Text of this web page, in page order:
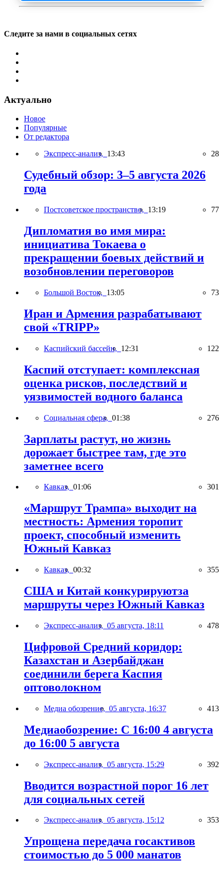
Следите за нами в социальных сетях
Актуально
Новое
Популярные
От редактора
Экспресс-анализ, 13:43 28
Судебный обзор: 3–5 августа 2026
года
Постсоветское пространство, 13:19 77
Дипломатия во имя мира:
инициатива Токаева о
прекращении боевых действий и
возобновлении переговоров
Большой Восток, 13:05 73
Иран и Армения разрабатывают
свой «TRIPP»
Каспийский бассейн, 12:31 122
Каспий отступает: комплексная
оценка рисков, последствий и
уязвимостей водного баланса
Социальная сфера, 01:38 276
Зарплаты растут, но жизнь
дорожает быстрее там, где это
заметнее всего
Кавказ, 01:06 301
«Маршрут Трампа» выходит на
местность: Армения торопит
проект, способный изменить
Южный Кавказ
Кавказ, 00:32 355
США и Китай конкурируютза
маршруты через Южный Кавказ
Экспресс-анализ, 05 августа, 18:11 478
Цифровой Средний коридор:
Казахстан и Азербайджан
соединили берега Каспия
оптоволокном
Медиа обозрение, 05 августа, 16:37 413
Медиаобозрение: С 16:00 4 августа
до 16:00 5 августа
Экспресс-анализ, 05 августа, 15:29 392
Вводится возрастной порог 16 лет
для социальных сетей
Экспресс-анализ, 05 августа, 15:12 353
Упрощена передача госактивов
стоимостью до 5 000 манатов